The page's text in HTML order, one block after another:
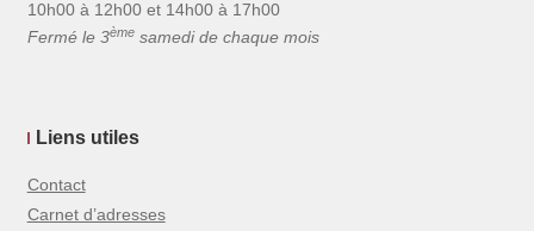
10h00 à 12h00 et 14h00 à 17h00
Fermé le 3èmesamedi de chaque mois
Liens utiles
Contact
Carnet d’adresses